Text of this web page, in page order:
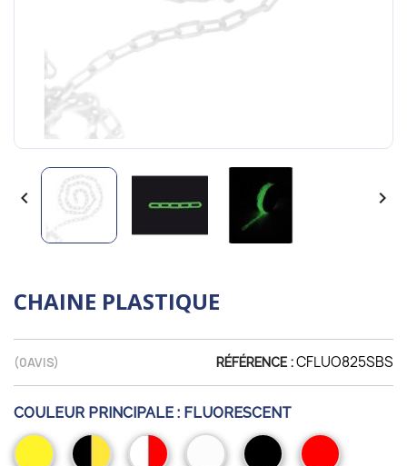
 
CHAINE PLASTIQUE
(0AVIS) RÉFÉRENCE :CFLUO825SBS
COULEUR PRINCIPALE : FLUORESCENT
Jaune
Noir/JauneRouge/BlancBlanc Noir Rouge